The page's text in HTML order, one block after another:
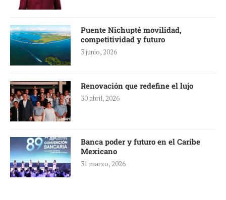
Puente Nichupté movilidad,
competitividad y futuro
3 junio, 2026
Renovación que redefine el lujo
30 abril, 2026
Banca poder y futuro en el Caribe
Mexicano
31 marzo, 2026